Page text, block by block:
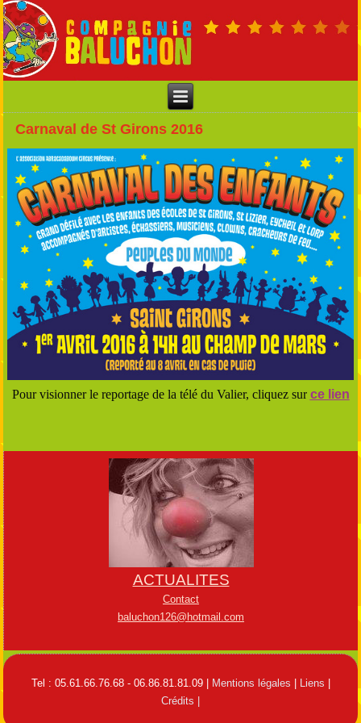
Carnaval de St Girons 2016
Pour visionner le reportage de la télé du Valier, cliquez sur ce lien
ACTUALITES
Contact
baluchon126@hotmail.com
Tel : 05.61.66.76.68 - 06.86.81.81.09 | Mentions légales Liens
Crédits |